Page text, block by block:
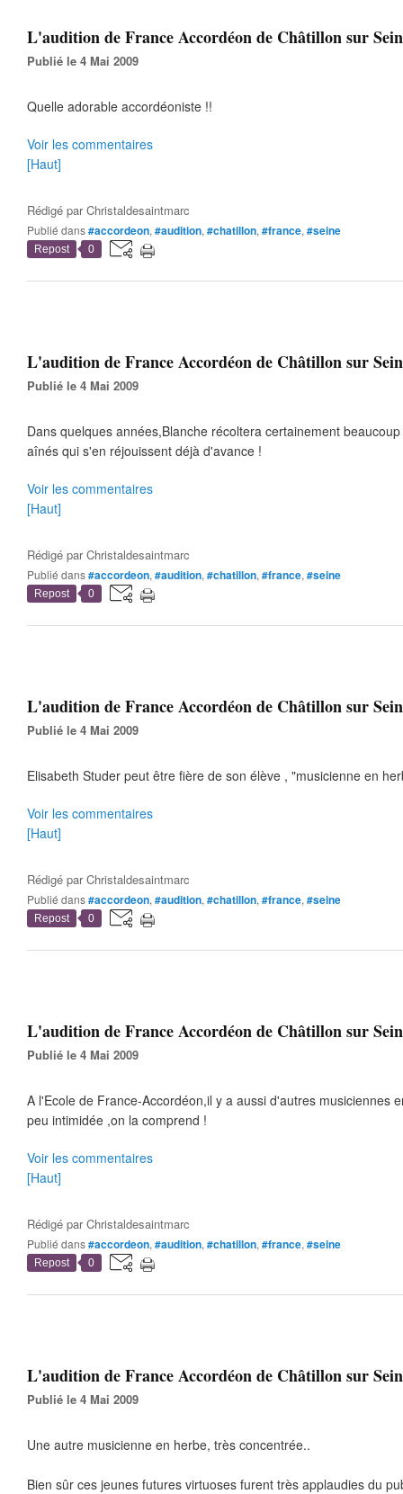
L'audition de France Accordéon de Châtillon sur
Publié le 4 Mai 2009
Quelle adorable accordéoniste !!
Voir les commentaires
[Haut]
Rédigé parChristaldesaintmarc
Publié dans#accordeon, #audition, #chatillon, #france, #seine
Repost 0
L'audition de France Accordéon de Châtillon sur
Publié le 4 Mai 2009
Dans quelques années,Blanche récoltera certainement
aînés qui s'en réjouissent déjà d'avance !
Voir les commentaires
[Haut]
Rédigé parChristaldesaintmarc
Publié dans#accordeon, #audition, #chatillon, #france, #seine
Repost 0
L'audition de France Accordéon de Châtillon sur
Publié le 4 Mai 2009
Elisabeth Studer peut être fière de son élève , "musicienne en
Voir les commentaires
[Haut]
Rédigé parChristaldesaintmarc
Publié dans#accordeon, #audition, #chatillon, #france, #seine
Repost 0
L'audition de France Accordéon de Châtillon sur
Publié le 4 Mai 2009
A l'Ecole de France-Accordéon,il y a aussi d'autres musiciennes
peu intimidée ,on la comprend !
Voir les commentaires
[Haut]
Rédigé parChristaldesaintmarc
Publié dans#accordeon, #audition, #chatillon, #france, #seine
Repost 0
L'audition de France Accordéon de Châtillon sur
Publié le 4 Mai 2009
Une autre musicienne en herbe, très concentrée..
Bien sûr ces jeunes futures virtuoses furent très applaudies du